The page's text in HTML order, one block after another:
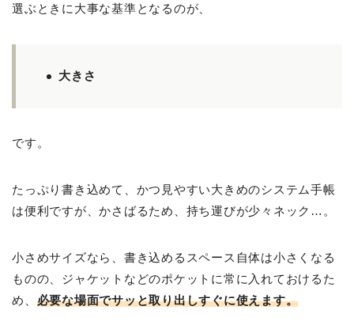
選ぶときに大事な基準となるのが、
大きさ
です。
たっぷり書き込めて、かつ見やすい大きめのシステム手帳
は便利ですが、かさばるため、持ち運びが少々ネック…。
小さめサイズなら、書き込めるスペース自体は小さくなる
ものの、ジャケットなどのポケットに常に入れておけるた
め、 必要な場面でサッと取り出しすぐに使えます。